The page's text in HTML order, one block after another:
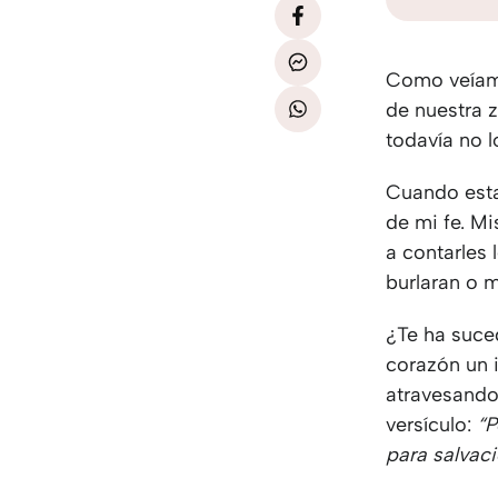
Como
de nuestra
todavía no
Cuando
de mi fe.
a contarles
burlaran o
¿Te ha
corazón un
versículo:
para